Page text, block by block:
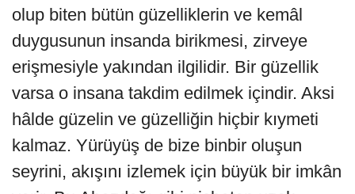
olup biten bütün güzelliklerin ve kemâl
duygusunun insanda birikmesi, zirveye
erişmesiyle yakından ilgilidir. Bir güzellik
varsa o insana takdim edilmek içindir. Aksi
hâlde güzelin ve güzelliğin hiçbir kıymeti
kalmaz. Yürüyüş de bize binbir oluşun
seyrini, akışını izlemek için büyük bir imkân